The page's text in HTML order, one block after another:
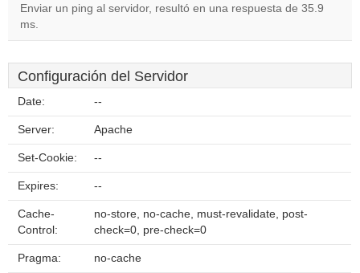
Enviar un ping al servidor, resultó en una respuesta de 35.9
ms.
Configuración del Servidor
Date: --
Server: Apache
Set-Cookie: --
Expires: --
Cache-
Control:
no-store, no-cache, must-revalidate, post-
check=0, pre-check=0
Pragma: no-cache